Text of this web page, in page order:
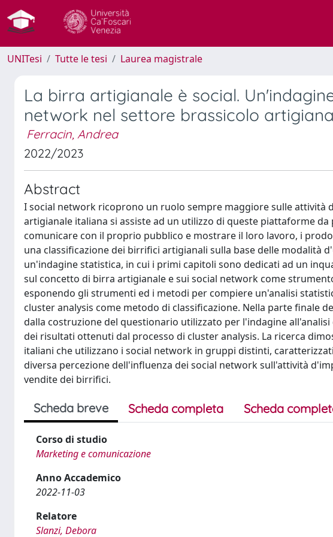
UNITesi Tutte le tesi Laurea magistrale
La birra artigianale è social.
network nel settore brassicolo
Ferracin, Andrea
2022/2023
Abstract
I social network ricoprono un ruolo sempre maggiore sulle attività
artigianale italiana si assiste ad un utilizzo di queste piattaforme
comunicare con il proprio pubblico e mostrare il loro lavoro, i
una classificazione dei birrifici artigianali sulla base delle modalità
un'indagine statistica, in cui i primi capitoli sono dedicati ad un
sul concetto di birra artigianale e sui social network come
esponendo gli strumenti ed i metodi per compiere un'analisi
cluster analysis come metodo di classificazione. Nella parte finale
dalla costruzione del questionario utilizzato per l'indagine
dei risultati ottenuti dal processo di cluster analysis. La ricerca
italiani che utilizzano i social network in gruppi distinti,
diversa percezione dell'influenza dei social network sull'attività
vendite dei birrifici.
Scheda breve Scheda completa Scheda
Corso di studio
Marketing e comunicazione
Anno Accademico
2022-11-03
Relatore
Slanzi, Debora